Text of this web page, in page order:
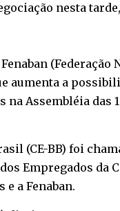
nesta
aumenta a
Assembléia
(CE-BB) foi
Empregados
e a Fenaban.